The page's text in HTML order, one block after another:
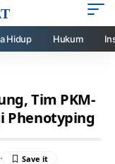
Hidup Hukum
Tim PKM-
Phenotyping